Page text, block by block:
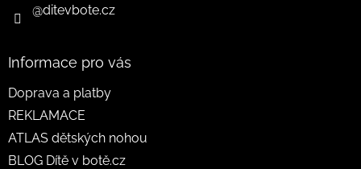
@ditevbote.cz
Informace pro vás
Doprava a platby
REKLAMACE
ATLAS dětských nohou
BLOG Dítě v botě.cz